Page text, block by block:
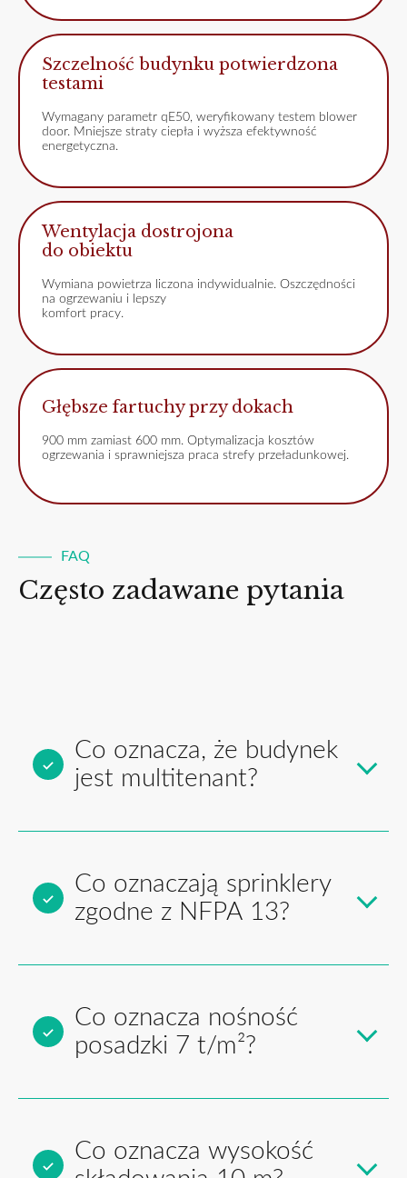
Szczelność budynku potwierdzona
testami
Wymagany parametr qE50, weryfikowany testem blower
door. Mniejsze straty ciepła i wyższa efektywność
energetyczna.
Wentylacja dostrojona
do obiektu
Wymiana powietrza liczona indywidualnie. Oszczędności
na ogrzewaniu i lepszy
komfort pracy.
Głębsze fartuchy przy dokach
900 mm zamiast 600 mm. Optymalizacja kosztów
ogrzewania i sprawniejsza praca strefy przeładunkowej.
FAQ
Często zadawane pytania
Co oznacza, że budynek
jest multitenant?
Co oznaczają sprinklery
zgodne z NFPA 13?
Co oznacza nośność
posadzki 7 t/m²?
Co oznacza wysokość